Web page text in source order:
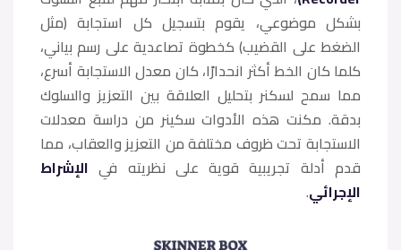
بشكل موضوعي، يقوم بتسجيل كل استجابة (مثل
الضغط على القضيب) كخطوة تصاعدية على رسم بياني،
كلما كان الخط أكثر انحدارًا، كان معدل الاستجابة أسرع،
مما سمح لسكنر بتحليل العلاقة بين التعزيز والسلوك
بدقة. مكنت هذه الأدوات سكينر من دراسة معدلات
الاستجابة تحت ظروف مختلفة من التعزيز والعقاب، مما
قدم أدلة تجريبية قوية على نظريته في الإشراط
الإجرائي.